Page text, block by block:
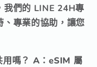
我們的 LINE 24H專
專業的協助， 讓您
嗎？ A：eSIM 屬